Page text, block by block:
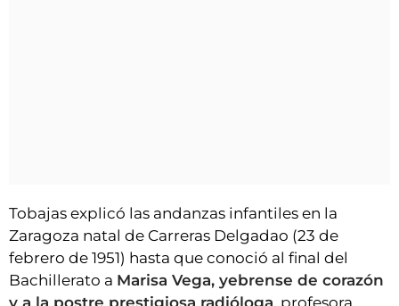
Tobajas explicó las andanzas infantiles en la
Zaragoza natal de Carreras Delgadao (23 de
febrero de 1951) hasta que conoció al final del
Bachillerato a Marisa Vega, yebrense de corazón